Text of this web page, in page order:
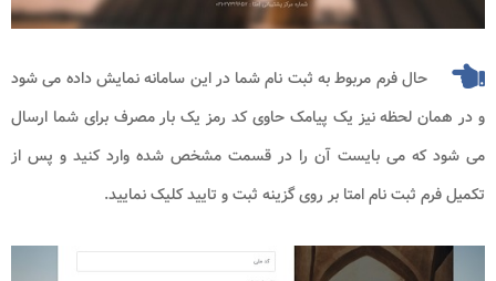
حال فرم مربوط به ثبت نام شما در این سامانه نمایش داده می شود
و در همان لحظه نیز یک پیامک حاوی کد رمز یک بار مصرف برای شما ارسال
می شود که می بایست آن را در قسمت مشخص شده وارد کنید و پس از
تکمیل فرم ثبت نام امتا بر روی گزینه ثبت و تایید کلیک نمایید.